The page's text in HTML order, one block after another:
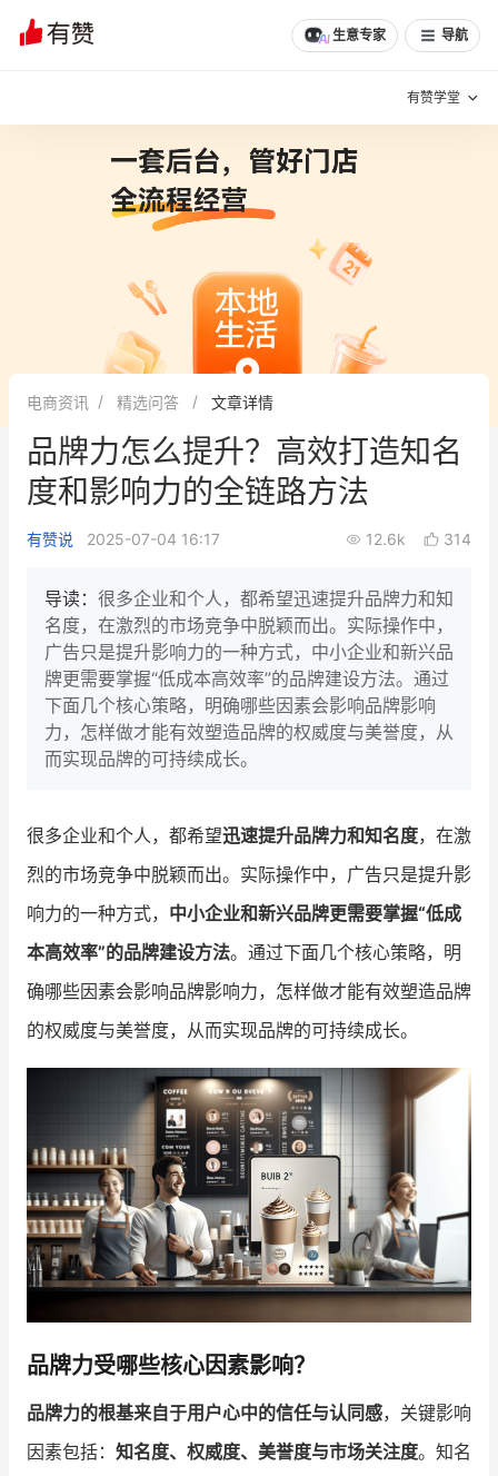
生意专家 导航
有赞学堂
增长方法
有赞专家说
新零售最佳实践
面对面聊增长
新零售大会 新零售茶会
增长产品指南
智库 产品场景库
产品更新动态 帮助中心
品牌消费观 行业报告
新零售资讯
培训课程
私域课程 新零售内参
有赞商盟
商家社区 社群交流
合作共进
入驻有赞 认证代理商
认证服务商 设计服务商
有赞云 数据通服务
电商资讯 精选问答 文章详情
品牌力怎么提升？高效打造知名
度和影响力的全链路方法
有赞说 2025-07-04 16:17 12.6k 314
导读： 很多企业和个人，都希望迅速提升品牌力和知
名度，在激烈的市场竞争中脱颖而出。实际操作中，
广告只是提升影响力的一种方式，中小企业和新兴品
牌更需要掌握“低成本高效率”的品牌建设方法。通过
下面几个核心策略，明确哪些因素会影响品牌影响
力，怎样做才能有效塑造品牌的权威度与美誉度，从
而实现品牌的可持续成长。
很多企业和个人，都希望迅速提升品牌力和知名度，在激
烈的市场竞争中脱颖而出。实际操作中，广告只是提升影
响力的一种方式， 中小企业和新兴品牌更需要掌握“低成
本高效率”的品牌建设方法。通过下面几个核心策略，明
确哪些因素会影响品牌影响力，怎样做才能有效塑造品牌
的权威度与美誉度，从而实现品牌的可持续成长。
品牌力受哪些核心因素影响？
品牌力的根基来自于用户心中的信任与认同感，关键影响
因素包括： 知名度、权威度、美誉度与市场关注度。知名